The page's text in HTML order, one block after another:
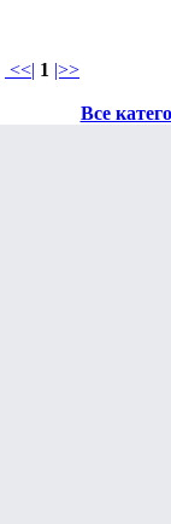
<<| 1 |>>
Все